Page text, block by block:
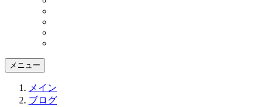
メニュー
メイン
ブログ